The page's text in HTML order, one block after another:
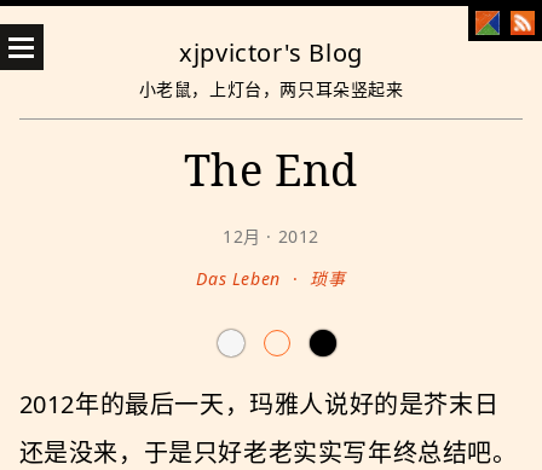
xjpvictor's Blog
小老鼠，上灯台，两只耳朵竖起来
The End
12月 · 2012
Das Leben
· 琐事
2012年的最后一天，玛雅人说好的是芥末日
还是没来，于是只好老老实实写年终总结吧。